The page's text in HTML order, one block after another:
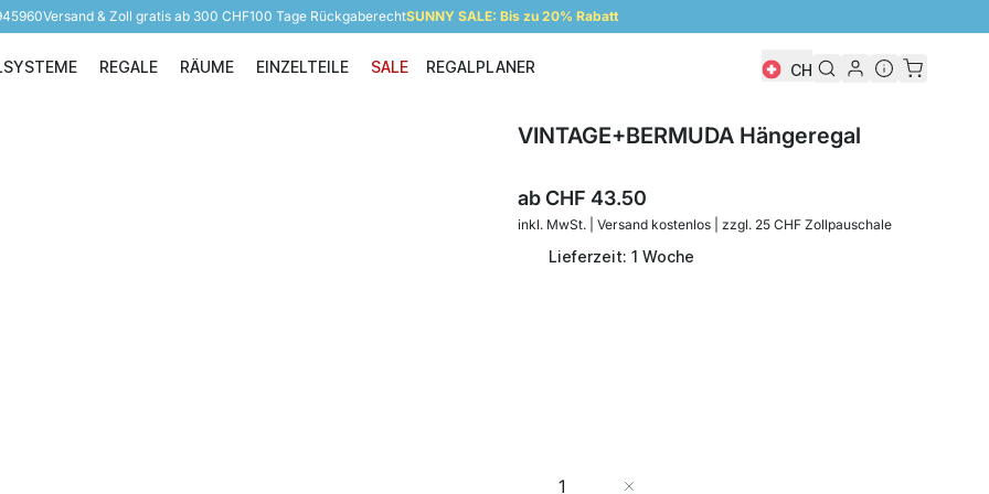
Versand & Zoll gratis ab 300 CHF100 Tage RückgaberechtSUNNY SALE: Bis zu 20% Rabatt
Regalsysteme
REGALE
Regale
RÄUME
Räume
EINZELTEILE
Einzelteile
SALE REGALPLANER CH
VINTAGE+BERMUDA Hängeregal
abCHF 43.50
inkl. MwSt. | Versand kostenlos | zzgl. 25 CHF Zollpauschale
Lieferzeit: 1 Woche
Menge